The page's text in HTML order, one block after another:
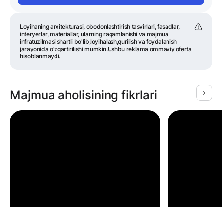
Loyihaning arxitekturasi, obodonlashtirish tasvirlari, fasadlar,
interyerlar, materiallar, ularning raqamlanishi va majmua
infratuzilmasi shartli bo'lib,loyihalash,qurilish va foydalanish
jarayonida o'zgartirilishi mumkin.Ushbu reklama ommaviy oferta
hisoblanmaydi.
Majmua aholisining fikrlari